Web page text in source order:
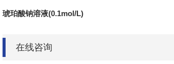
琥珀酸钠溶液(0.1mol/L)
在线咨询